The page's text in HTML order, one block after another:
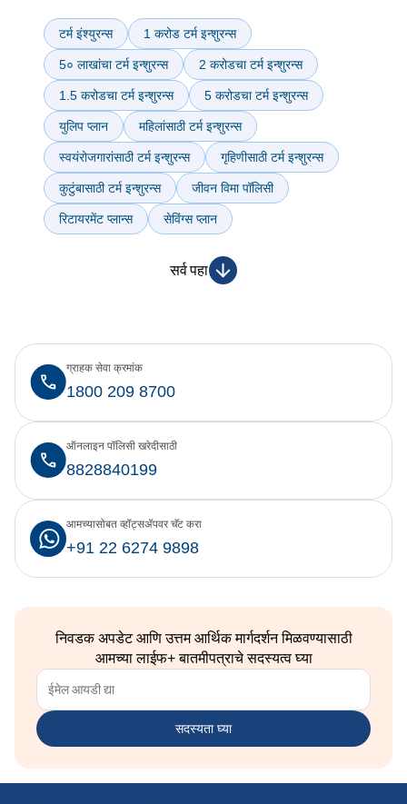
टर्म इंश्युरन्स 1 करोड टर्म इन्शुरन्स
5० लाखांचा टर्म इन्शुरन्स 2 करोडचा टर्म इन्शुरन्स
1.5 करोडचा टर्म इन्शुरन्स 5 करोडचा टर्म इन्शुरन्स
युलिप प्लान महिलांसाठी टर्म इन्शुरन्स
स्वयंरोजगारांसाठी टर्म इन्शुरन्स गृहिणीसाठी टर्म इन्शुरन्स
कुटुंबासाठी टर्म इन्शुरन्स जीवन विमा पॉलिसी
रिटायरमेंट प्लान्स सेविंग्स प्लान
सर्व पहा
1800 209 8700
ग्राहक सेवा क्रमांक
8828840199
ऑनलाइन पॉलिसी खरेदीसाठी
+91 22 6274 9898
आमच्यासोबत व्हॉट्सॲपवर चॅट करा
निवडक अपडेट आणि उत्तम आर्थिक मार्गदर्शन मिळवण्यासाठी
आमच्या लाईफ+ बातमीपत्राचे सदस्यत्व घ्या
सदस्यता घ्या